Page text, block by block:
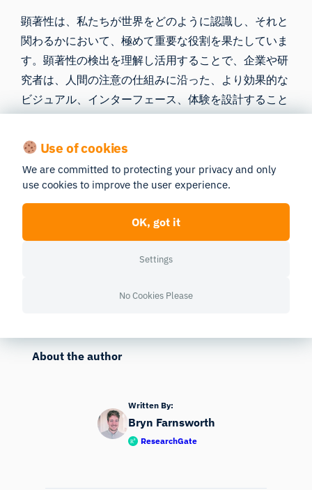
顕著性は、私たちが世界をどのように認識し、それと
関わるかにおいて、極めて重要な役割を果たしていま
す。顕著性の検出を理解し活用することで、企業や研
究者は、人間の注意の仕組みに沿った、より効果的な
ビジュアル、インターフェース、体験を設計すること
ができるようになります。
広告の改善からAIを活用した意思決定の高度化に至る
まで、サリエンシーの応用範囲は無限大です。技術の
進歩に伴い、注意を測定し、誘導する手法はさらに精
緻化され、デジタルコンテンツから現実世界での交流
に至るまで、あらゆるものに変化をもたらすことが期
About the author
Written By:
Bryn Farnsworth
ResearchGate
Use of cookies
We are committed to protecting your privacy and only
use cookies to improve the user experience.
OK, got it
Settings
No Cookies Please